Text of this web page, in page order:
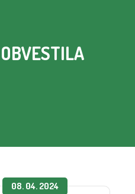
08. 04. 2024